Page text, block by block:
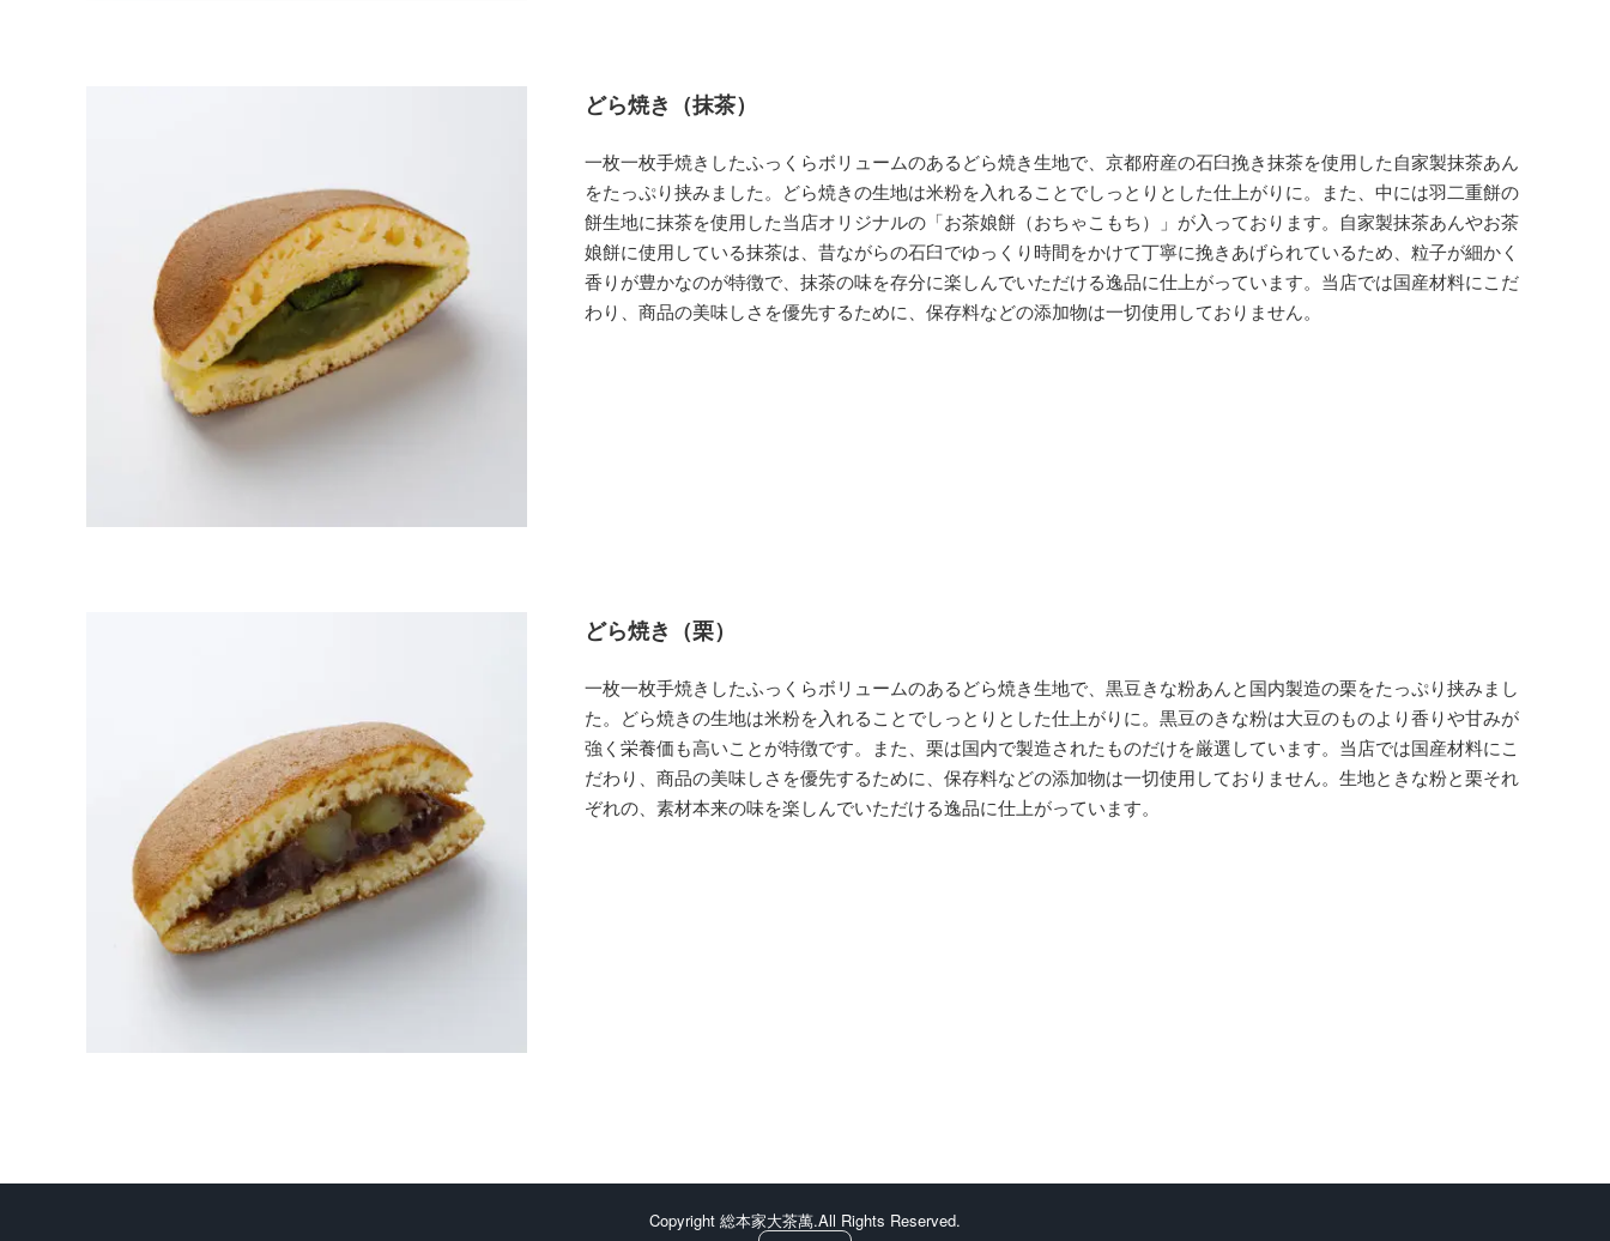
どら焼き（抹茶）
一枚一枚手焼きしたふっくらボリュームのあるどら焼き生地で、京都府産の石臼挽き抹茶を使用した自家製抹茶あん
をたっぷり挟みました。どら焼きの生地は米粉を入れることでしっとりとした仕上がりに。また、中には羽二重餅の
餅生地に抹茶を使用した当店オリジナルの「お茶娘餅（おちゃこもち）」が入っております。自家製抹茶あんやお茶
娘餅に使用している抹茶は、昔ながらの石臼でゆっくり時間をかけて丁寧に挽きあげられているため、粒子が細かく
香りが豊かなのが特徴で、抹茶の味を存分に楽しんでいただける逸品に仕上がっています。当店では国産材料にこだ
わり、商品の美味しさを優先するために、保存料などの添加物は一切使用しておりません。
どら焼き（栗）
一枚一枚手焼きしたふっくらボリュームのあるどら焼き生地で、 黒豆きな粉あんと国内製造の栗をたっぷり挟みまし
た。どら焼きの生地は米粉を入れることでしっとりとした仕上がりに。黒豆のきな粉は大豆のものより香りや甘みが
強く栄養価も高いことが特徴です。また、栗は国内で製造されたものだけを厳選しています。当店では国産材料にこ
だわり、商品の美味しさを優先するために、保存料などの添加物は一切使用しておりません。生地ときな粉と栗それ
ぞれの、素材本来の味を楽しんでいただける逸品に仕上がっています。
Copyright 総本家大茶萬.All Rights Reserved.